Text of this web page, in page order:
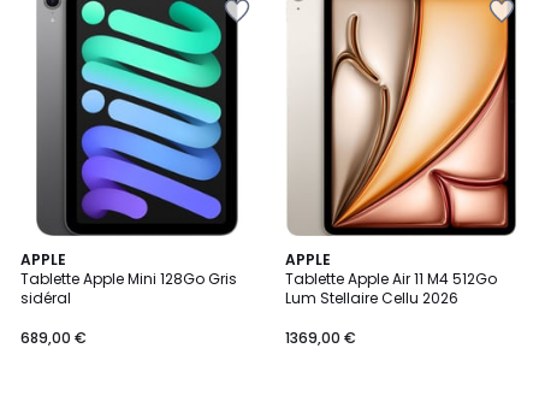
APPLE
Tablette Apple Mini 128Go Gris
sidéral
689,00 €
APPLE
Tablette Apple Air 11 M4 512Go
Lum Stellaire Cellu 2026
1369,00 €